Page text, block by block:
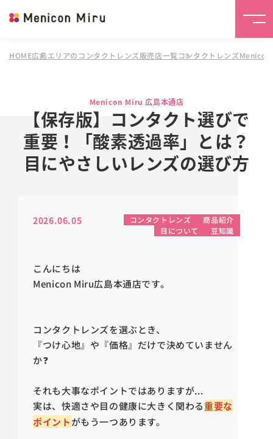
HOME広島エリアのコンタクトレンズ販売店一覧コンタクトレンズ
Menicon Miru 広島本通店
【保存版】コンタクト選びで
重要！「酸素透過率」とは？
目にやさしいレンズの選び方
2026.06.05 コンタクトレンズ
商品紹介
目について
豆知識
こんにちは
Menicon Miru広島本通店です。
コンタクトレンズを選ぶとき、
『つけ心地』や『価格』だけで決めていません
か❓
それも大事なポイントではありますが...
実は、快適さや目の健康に大きく関わる重要な
ポイントがもう一つあります。